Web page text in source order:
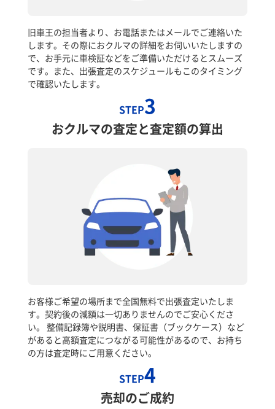
旧車王の担当者より、お電話またはメールでご連絡いた
します。その際におクルマの詳細をお伺いいたしますの
で、お手元に車検証などをご準備いただけるとスムーズ
です。また、出張査定のスケジュールもこのタイミング
で確認いたします。
STEP3
おクルマの査定と査定額の算出
お客様ご希望の場所まで全国無料で出張査定いたしま
す。契約後の減額は一切ありませんのでご安心くださ
い。 整備記録簿や説明書、保証書（ブックケース）など
があると高額査定につながる可能性があるので、お持ち
の方は査定時にご用意ください。
STEP4
売却のご成約